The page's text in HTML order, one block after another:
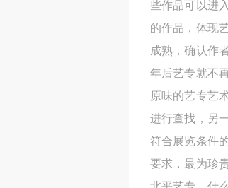
些作品可以进
的作品，体现
成熟，确认作
年后艺专就不
原味的艺专艺
进行查找，另
符合展览条件
要求，最为珍